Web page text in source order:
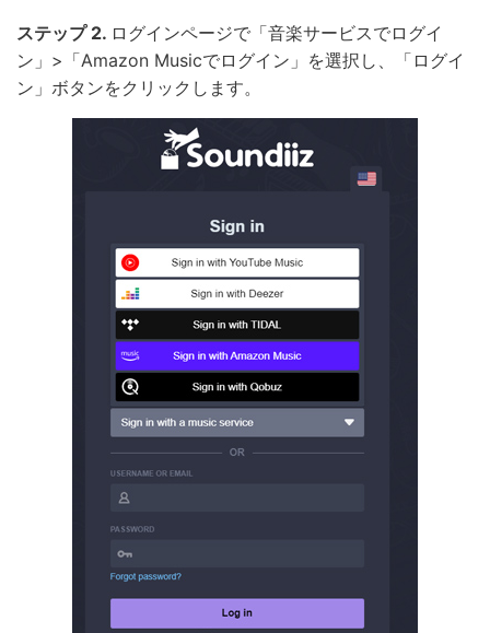
ステップ 2. ログインページで「音楽サービスでログイ
ン」>「Amazon Musicでログイン」を選択し、「ログイ
ン」ボタンをクリックします。